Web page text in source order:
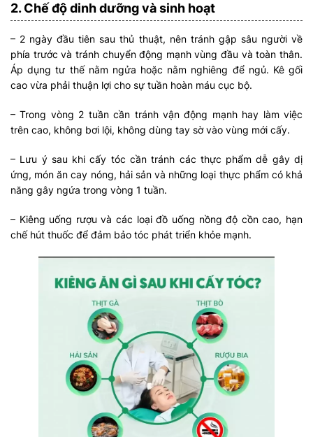
2. Chế độ dinh dưỡng và sinh hoạt
– 2 ngày đầu tiên sau thủ thuật, nên tránh gập sâu người về
phía trước và tránh chuyển động mạnh vùng đầu và toàn thân.
Áp dụng tư thế nằm ngửa hoặc nằm nghiêng để ngủ. Kê gối
cao vừa phải thuận lợi cho sự tuần hoàn máu cục bộ.
– Trong vòng 2 tuần cần tránh vận động mạnh hay làm việc
trên cao, không bơi lội, không dùng tay sờ vào vùng mới cấy.
– Lưu ý sau khi cấy tóc cần tránh các thực phẩm dễ gây dị
ứng, món ăn cay nóng, hải sản và những loại thực phẩm có khả
năng gây ngứa trong vòng 1 tuần.
– Kiêng uống rượu và các loại đồ uống nồng độ cồn cao, hạn
chế hút thuốc để đảm bảo tóc phát triển khỏe mạnh.